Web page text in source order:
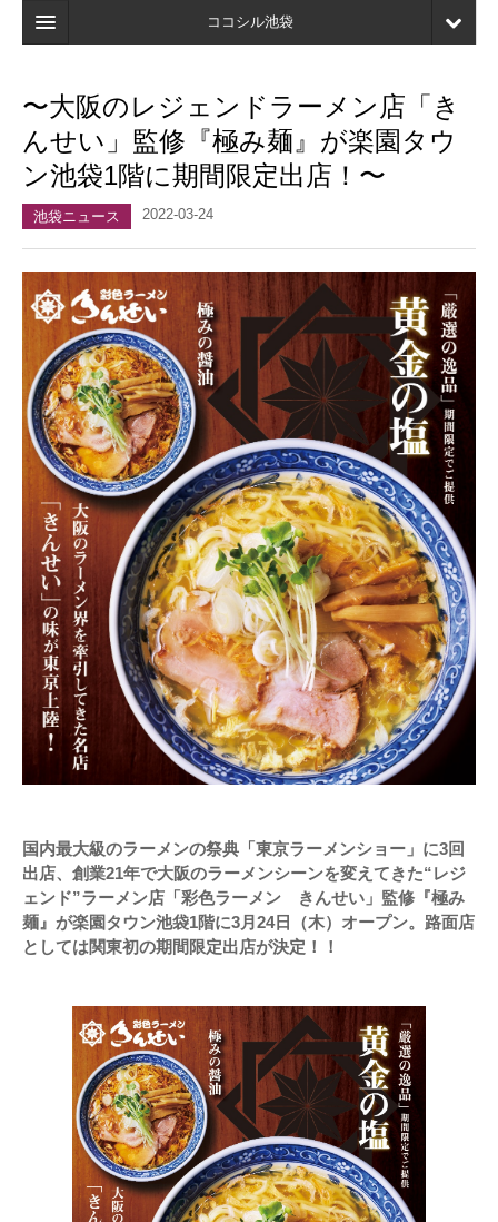
ココシル池袋
検索
店舗・施設最新情報
口コミ
マイページ
ブックマーク
〜大阪のレジェンドラーメン店「き
んせい」監修『極み麺』が楽園タウ
ン池袋1階に期間限定出店！〜
池袋ニュース 2022-03-24
国内最大級のラーメンの祭典「東京ラーメンショー」に3回
出店、創業21年で大阪のラーメンシーンを変えてきた“レジ
ェンド”ラーメン店「彩色ラーメン きんせい」監修『極み
麺』が楽園タウン池袋1階に3月24日（木）オープン。路面店
としては関東初の期間限定出店が決定！！